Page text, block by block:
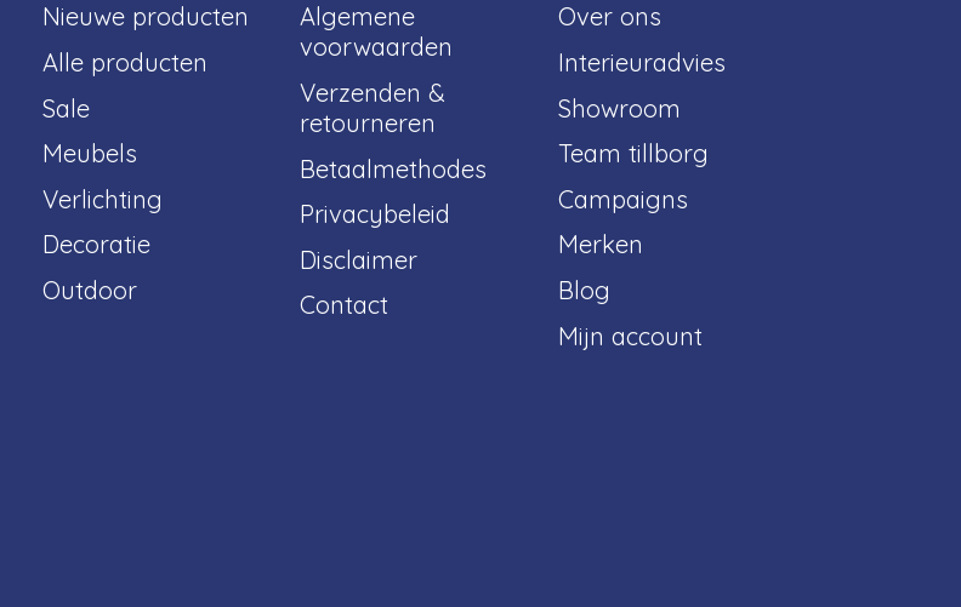
Nieuwe producten
Alle producten
Sale
Meubels
Verlichting
Decoratie
Outdoor
Algemene
voorwaarden
Verzenden &
retourneren
Betaalmethodes
Privacybeleid
Disclaimer
Contact
Over ons
Interieuradvies
Showroom
Team tillborg
Campaigns
Merken
Blog
Mijn account